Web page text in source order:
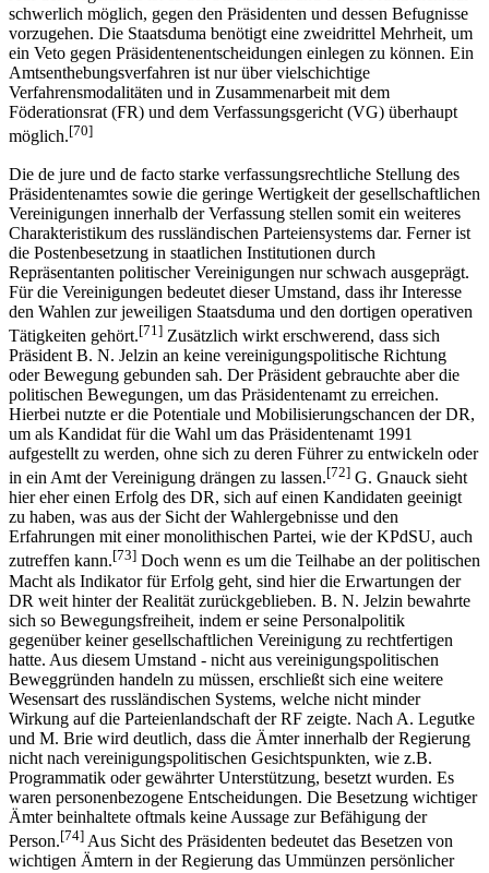
schwerlich möglich, gegen den Präsidenten und dessen Befugnisse
vorzugehen. Die Staatsduma benötigt eine zweidrittel Mehrheit, um
ein Veto gegen Präsidentenentscheidungen einlegen zu können. Ein
Amtsenthebungsverfahren ist nur über vielschichtige
Verfahrensmodalitäten und in Zusammenarbeit mit dem
Föderationsrat (FR) und dem Verfassungsgericht (VG) überhaupt
möglich.[70]
Die de jure und de facto starke verfassungsrechtliche Stellung des
Präsidentenamtes sowie die geringe Wertigkeit der gesellschaftlichen
Vereinigungen innerhalb der Verfassung stellen somit ein weiteres
Charakteristikum des russländischen Parteiensystems dar. Ferner ist
die Postenbesetzung in staatlichen Institutionen durch
Repräsentanten politischer Vereinigungen nur schwach ausgeprägt.
Für die Vereinigungen bedeutet dieser Umstand, dass ihr Interesse
den Wahlen zur jeweiligen Staatsduma und den dortigen operativen
Tätigkeiten gehört.[71] Zusätzlich wirkt erschwerend, dass sich
Präsident B. N. Jelzin an keine vereinigungspolitische Richtung
oder Bewegung gebunden sah. Der Präsident gebrauchte aber die
politischen Bewegungen, um das Präsidentenamt zu erreichen.
Hierbei nutzte er die Potentiale und Mobilisierungschancen der DR,
um als Kandidat für die Wahl um das Präsidentenamt 1991
aufgestellt zu werden, ohne sich zu deren Führer zu entwickeln oder
in ein Amt der Vereinigung drängen zu lassen.[72] G. Gnauck sieht
hier eher einen Erfolg des DR, sich auf einen Kandidaten geeinigt
zu haben, was aus der Sicht der Wahlergebnisse und den
Erfahrungen mit einer monolithischen Partei, wie der KPdSU, auch
zutreffen kann.[73] Doch wenn es um die Teilhabe an der politischen
Macht als Indikator für Erfolg geht, sind hier die Erwartungen der
DR weit hinter der Realität zurückgeblieben. B. N. Jelzin bewahrte
sich so Bewegungsfreiheit, indem er seine Personalpolitik
gegenüber keiner gesellschaftlichen Vereinigung zu rechtfertigen
hatte. Aus diesem Umstand - nicht aus vereinigungspolitischen
Beweggründen handeln zu müssen, erschließt sich eine weitere
Wesensart des russländischen Systems, welche nicht minder
Wirkung auf die Parteienlandschaft der RF zeigte. Nach A. Legutke
und M. Brie wird deutlich, dass die Ämter innerhalb der Regierung
nicht nach vereinigungspolitischen Gesichtspunkten, wie z.B.
Programmatik oder gewährter Unterstützung, besetzt wurden. Es
waren personenbezogene Entscheidungen. Die Besetzung wichtiger
Ämter beinhaltete oftmals keine Aussage zur Befähigung der
Person.[74] Aus Sicht des Präsidenten bedeutet das Besetzen von
wichtigen Ämtern in der Regierung das Ummünzen persönlicher